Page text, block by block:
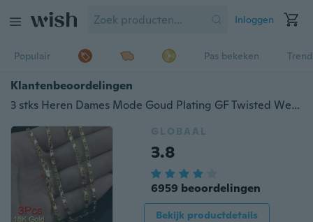
Inloggen
Populair Pas bekeken
Klantenbeoordelingen
3 stks Heren Dames Mode Goud Plating GF Twisted Wedding Chain Ketting 18-30 Inches
GLOBAAL
3.8
6959 beoordelingen
Bekijk productdetails